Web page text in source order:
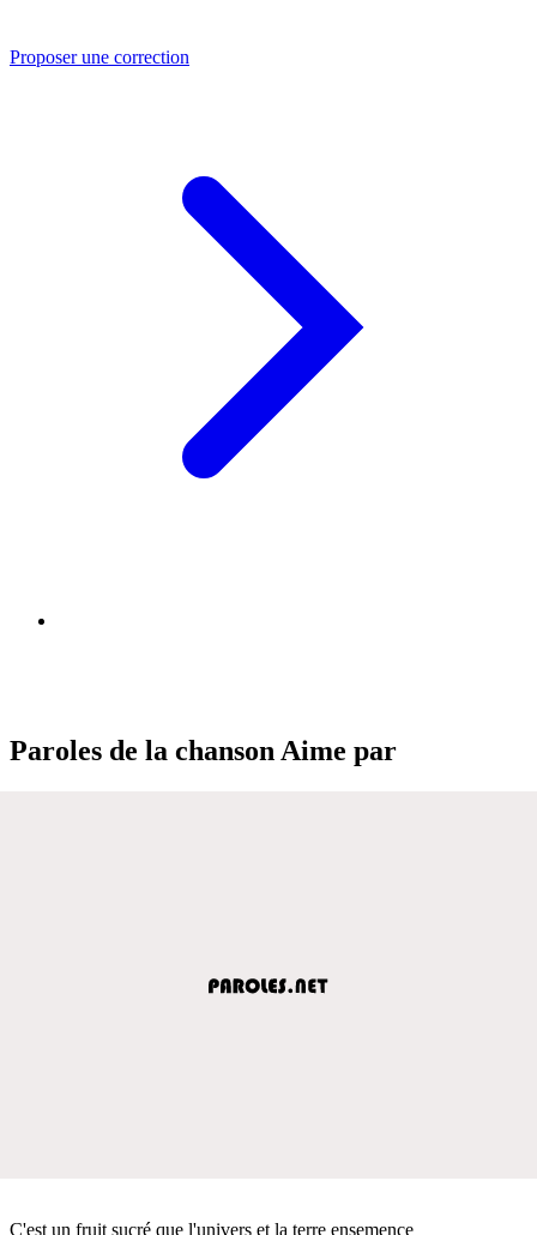
Proposer une correction
Paroles de la chanson Aime par
C'est un fruit sucré que l'univers et la terre ensemence